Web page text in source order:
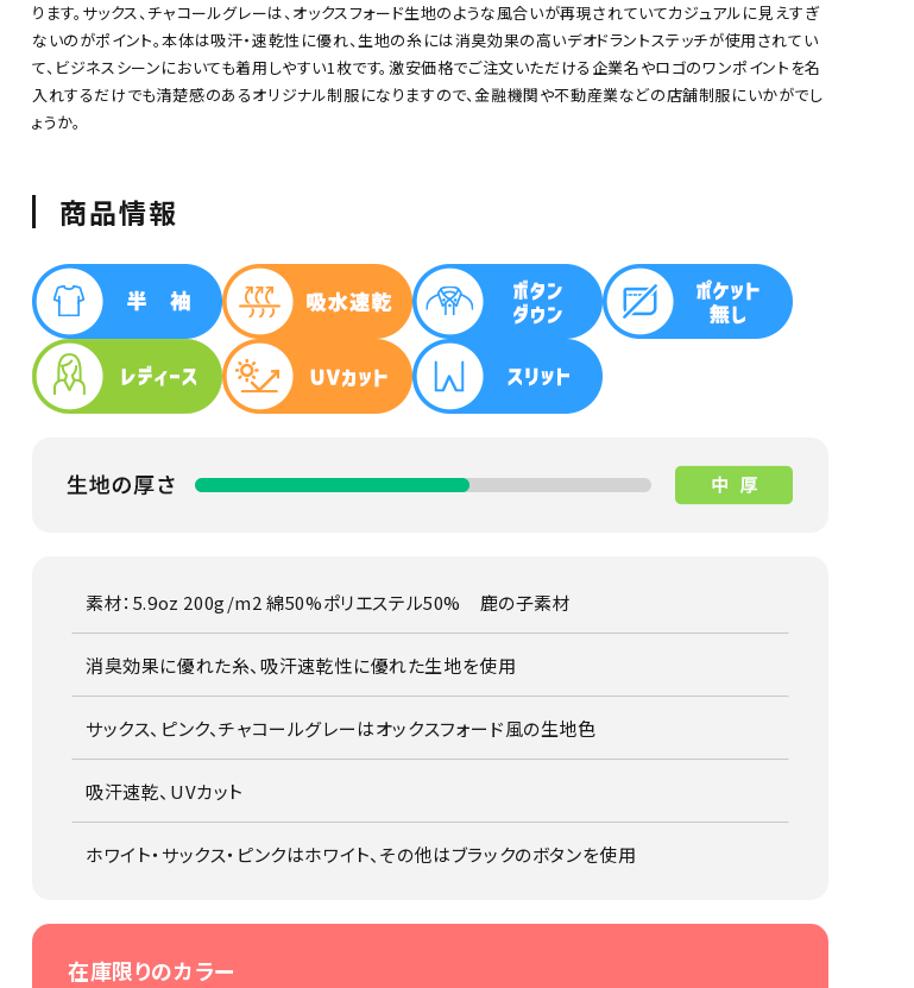
ネイビー オレンジ ピンク パープル サックス イエロー
ります。サックス、チャコールグレーは、オックスフォード生地のような風合いが再現されていてカジュアルに見えすぎ
ないのがポイント。本体は吸汗・速乾性に優れ、生地の糸には消臭効果の高いデオドラントステッチが使用されてい
て、ビジネスシーンにおいても着用しやすい1枚です。激安価格でご注文いただける企業名やロゴのワンポイントを名
入れするだけでも清楚感のあるオリジナル制服になりますので、金融機関や不動産業などの店舗制服にいかがでし
ょうか。
商品情報
素材：5.9oz 200g/m2 綿50%ポリエステル50% 鹿の子素材
消臭効果に優れた糸、吸汗速乾性に優れた生地を使用
サックス、ピンク、チャコールグレーはオックスフォード風の生地色
吸汗速乾、UVカット
ホワイト・サックス・ピンクはホワイト、その他はブラックのボタンを使用
在庫限りのカラー